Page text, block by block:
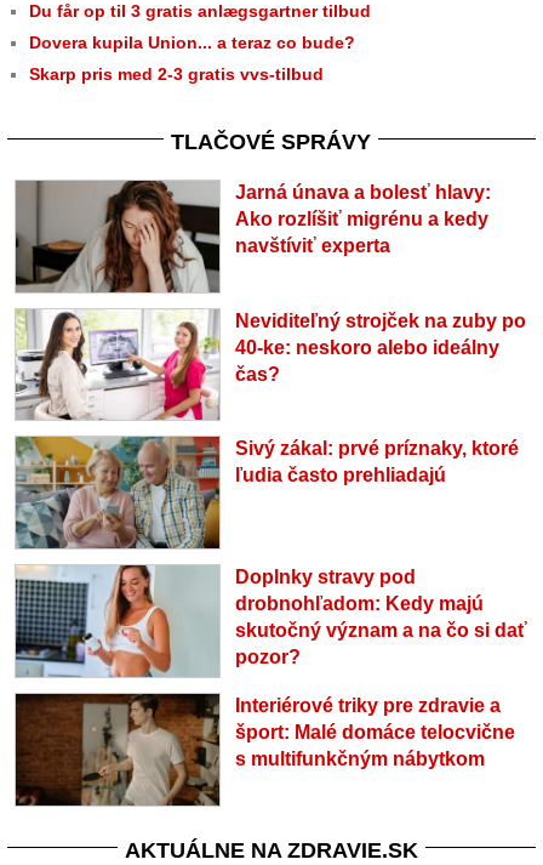
Du får op til 3 gratis anlægsgartner tilbud
Dovera kupila Union... a teraz co bude?
Skarp pris med 2-3 gratis vvs-tilbud
TLAČOVÉ SPRÁVY
Jarná únava a bolesť hlavy:
Ako rozlíšiť migrénu a kedy
navštíviť experta
Neviditeľný strojček na zuby po
40-ke: neskoro alebo ideálny
čas?
Sivý zákal: prvé príznaky, ktoré
ľudia často prehliadajú
Doplnky stravy pod
drobnohľadom: Kedy majú
skutočný význam a na čo si dať
pozor?
Interiérové triky pre zdravie a
šport: Malé domáce telocvične
s multifunkčným nábytkom
AKTUÁLNE NA ZDRAVIE.SK